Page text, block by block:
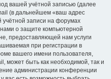
вашей учётной записью (далее
(в дальнейшем «ваш адрес
записи на форумах
о защите компьютерной
предоставляющей нам услуги
при регистрации в
вашего имени пользователя,
может быть как необходимой, так и
администрации конференции